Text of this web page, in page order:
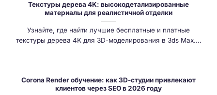
Текстуры дерева 4K: высокодетализированные
материалы для реалистичной отделки
Узнайте, где найти лучшие бесплатные и платные
текстуры дерева 4K для 3D-моделирования в 3ds Max....
Corona Render обучение: как 3D-студии привлекают
клиентов через SEO в 2026 году